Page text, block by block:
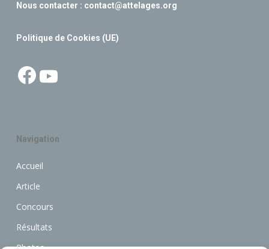
Nous contacter : contact@attelages.org
Politique de Cookies (UE)
Facebook
Navigation
Accueil
Article
Concours
Résultats